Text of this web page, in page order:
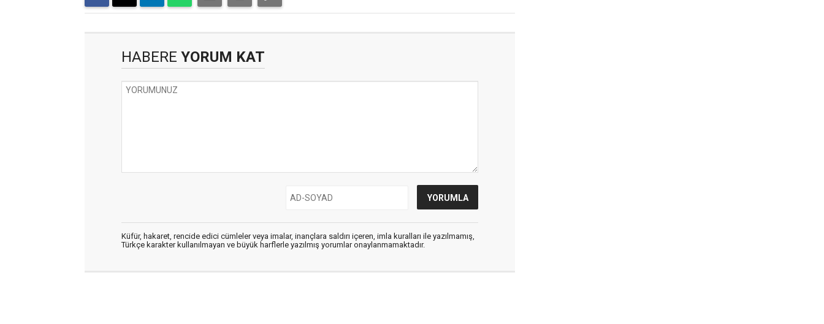
HABERE YORUM KAT
Küfür, hakaret, rencide edici cümleler veya imalar, inançlara saldırı içeren, imla kuralları ile yazılmamış,
Türkçe karakter kullanılmayan ve büyük harflerle yazılmış yorumlar onaylanmamaktadır.